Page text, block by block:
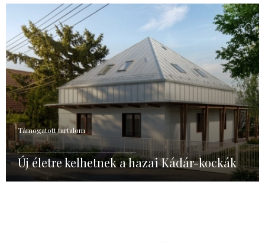
Támogatott tartalom
Új életre kelhetnek a hazai Kádár-kockák